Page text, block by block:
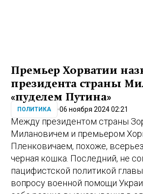
Премьер Хорватии
президента страны
«пуделем Путина»
ПОЛИТИКА 06 ноября 2024 02:21
Между президентом страны
Милановичем и премьером
Пленковичаем, похоже,
черная кошка. Последний, не
пацифистской политикой
вопросу военной помощи